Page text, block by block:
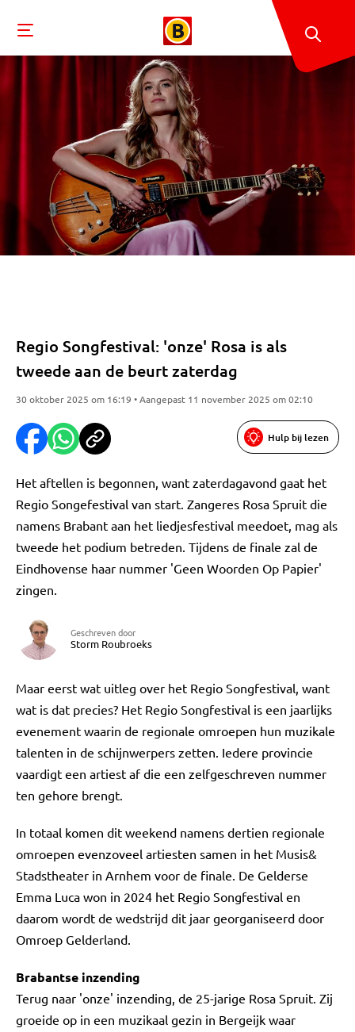
Regio Songfestival: 'onze' Rosa is als
tweede aan de beurt zaterdag
30 oktober 2025 om 16:19 • Aangepast 11 november 2025 om 02:10
Hulp bij lezen
Het aftellen is begonnen, want zaterdagavond gaat het
Regio Songefestival van start. Zangeres Rosa Spruit die
namens Brabant aan het liedjesfestival meedoet, mag als
tweede het podium betreden. Tijdens de finale zal de
Eindhovense haar nummer 'Geen Woorden Op Papier'
zingen.
Geschreven door
Storm Roubroeks
Maar eerst wat uitleg over het Regio Songfestival, want
wat is dat precies? Het Regio Songfestival is een jaarlijks
evenement waarin de regionale omroepen hun muzikale
talenten in de schijnwerpers zetten. Iedere provincie
vaardigt een artiest af die een zelfgeschreven nummer
ten gehore brengt.
In totaal komen dit weekend namens dertien regionale
omroepen evenzoveel artiesten samen in het Musis&
Stadstheater in Arnhem voor de finale. De Gelderse
Emma Luca won in 2024 het Regio Songfestival en
daarom wordt de wedstrijd dit jaar georganiseerd door
Omroep Gelderland.
Brabantse inzending
Terug naar 'onze' inzending, de 25-jarige Rosa Spruit. Zij
groeide op in een muzikaal gezin in Bergeijk waar